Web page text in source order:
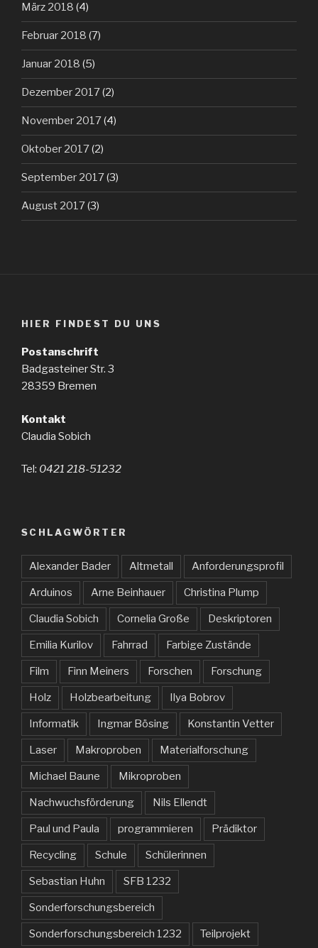
März 2018 (4)
Februar 2018 (7)
Januar 2018 (5)
Dezember 2017(2)
November 2017(4)
Oktober 2017(2)
September 2017(3)
August 2017(3)
HIER FINDEST DU UNS
Postanschrift
Badgasteiner Str. 3
28359 Bremen
Kontakt
Claudia Sobich
Tel: 0421 218-51232
SCHLAGWÖRTER
Alexander Bader Altmetall Anforderungsprofil
Arduinos Arne Beinhauer Christina Plump
Claudia Sobich Cornelia Große Deskriptoren
Emilia Kurilov Fahrrad Farbige Zustände
Film Finn Meiners Forschen Forschung
Holz Holzbearbeitung Ilya Bobrov
Informatik Ingmar Bösing Konstantin Vetter
Laser Makroproben Materialforschung
Michael Baune Mikroproben
Nachwuchsförderung Nils Ellendt
Paul und Paula programmieren Prädiktor
Recycling Schule Schülerinnen
Sebastian Huhn SFB 1232
Sonderforschungsbereich
Sonderforschungsbereich 1232 Teilprojekt